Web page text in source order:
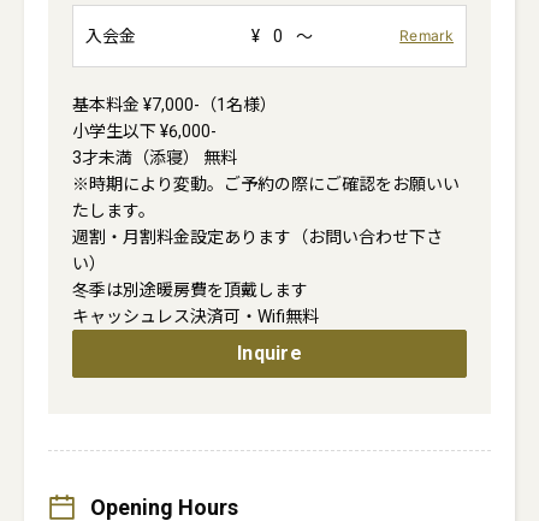
入会金 ¥ 0 ～ Remark
基本料金 ¥7,000-（1名様）
小学生以下 ¥6,000-
3才未満（添寝） 無料
※時期により変動。ご予約の際にご確認をお願いい
たします。
週割・月割料金設定あります（お問い合わせ下さ
い）
冬季は別途暖房費を頂戴します
キャッシュレス決済可・Wifi無料
Inquire
Opening Hours